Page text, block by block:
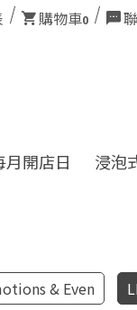
購物車0
月開店日 浸泡
🚨 本店不接受
& Even